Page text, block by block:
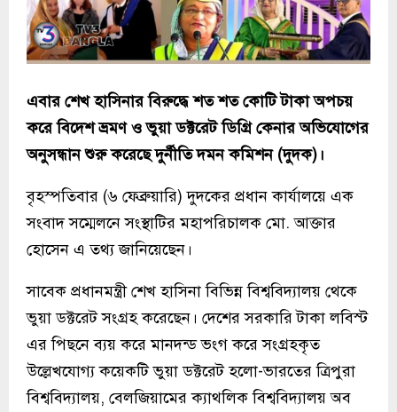
এবার শেখ হাসিনার বিরুদ্ধে শত শত কোটি টাকা অপচয়
করে বিদেশ ভ্রমণ ও ভুয়া ডক্টরেট ডিগ্রি কেনার অভিযোগের
অনুসন্ধান শুরু করেছে দুর্নীতি দমন কমিশন (দুদক)।
বৃহস্পতিবার (৬ ফেব্রুয়ারি) দুদকের প্রধান কার্যালয়ে এক
সংবাদ সম্মেলনে সংস্থাটির মহাপরিচালক মো. আক্তার
হোসেন এ তথ্য জানিয়েছেন।
সাবেক প্রধানমন্ত্রী শেখ হাসিনা বিভিন্ন বিশ্ববিদ্যালয় থেকে
ভুয়া ডক্টরেট সংগ্রহ করেছেন। দেশের সরকারি টাকা লবিস্ট
এর পিছনে ব্যয় করে মানদন্ড ভংগ করে সংগ্রহকৃত
উল্লেখযোগ্য কয়েকটি ভুয়া ডক্টরেট হলো-ভারতের ত্রিপুরা
বিশ্ববিদ্যালয়, বেলজিয়ামের ক্যাথলিক বিশ্ববিদ্যালয় অব